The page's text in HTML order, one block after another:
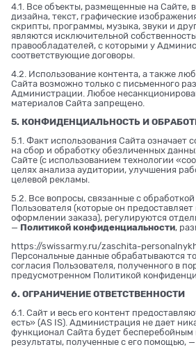
4.1. Все объекты, размещенные на Сайте,
дизайна, текст, графические
скрипты, программы, музыка, звуки и
являются исключительной
правообладателей, с которыми у
соответствующие договоры.
4.2. Использование контента, а также
Сайта возможно только с письменного
Администрации. Любое
материалов Сайта запрещено.
5. КОНФИДЕНЦИАЛЬНОСТЬ И
5.1. Факт использования Сайта означает
на сбор и обработку обезличенных
Сайте (с использованием технологии
целях анализа аудитории, улучшения
целевой рекламы.
5.2. Все вопросы, связанные с
Пользователя (которые он
оформлении заказа), регулируются
— Политикой конфиденциальности,
https://swissarmy.ru/zaschita-
Персональные данные обрабатываются
согласия Пользователя, полученного в
предусмотренном Политикой
6. ОГРАНИЧЕНИЕ ОТВЕТСТВЕННОСТИ
6.1. Сайт и весь его контент
есть» (AS IS). Администрация не дает
функционал Сайта будет
результаты, полученные с его помощью,